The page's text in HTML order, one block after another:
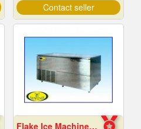
Contact seller
Flake Ice Machine Chiang Mai